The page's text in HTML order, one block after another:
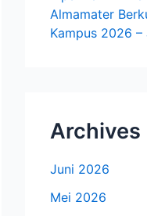
Almamater
Kampus 2026
Archives
Juni 2026
Mei 2026